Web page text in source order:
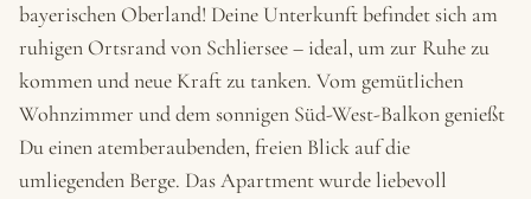
bayerischen Oberland! Deine Unterkunft befindet sich am
ruhigen Ortsrand von Schliersee – ideal, um zur Ruhe zu
kommen und neue Kraft zu tanken. Vom gemütlichen
Wohnzimmer und dem sonnigen Süd-West-Balkon genießt
Du einen atemberaubenden, freien Blick auf die
umliegenden Berge. Das Apartment wurde liebevoll